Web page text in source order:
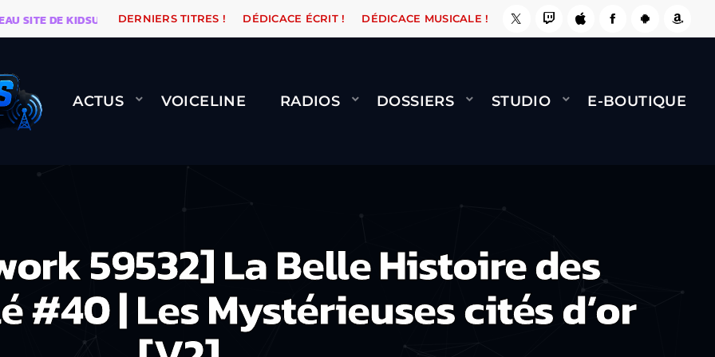
DE KIDSUNE WARÉTRO ORANGE ROAD QUI PASSE, ÇA LE FAIT ! NAMI BERNARD MINET - FLY
DERNIERS TITRES ! DÉDICACE ÉCRIT ! DÉDICACE MUSICALE !
ACTUS VOICELINE RADIOS DOSSIERS STUDIO E-BOUTIQUE
59532] La Belle Histoire des
#40 | Les Mystérieuses cités d’or